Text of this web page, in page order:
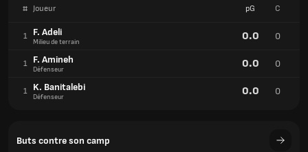
# Joueur pG C
1 F. Adeli
Milieu de terrain 0.0 0
1 F. Amineh
Défenseur 0.0 0
1 K. Banitalebi
Défenseur 0.0 0
Buts contre son camp